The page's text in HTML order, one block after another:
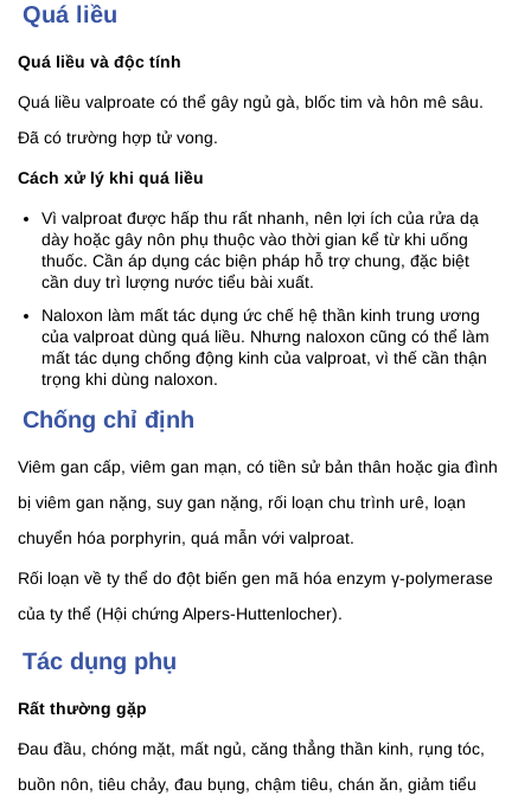
Quá liều
Quá liều và độc tính
Quá liều valproate có thể gây ngủ gà, blốc tim và hôn mê sâu.
Đã có trường hợp tử vong.
Cách xử lý khi quá liều
Vì valproat được hấp thu rất nhanh, nên lợi ích của rửa dạ
dày hoặc gây nôn phụ thuộc vào thời gian kể từ khi uống
thuốc. Cần áp dụng các biện pháp hỗ trợ chung, đặc biệt
cần duy trì lượng nước tiểu bài xuất.
Naloxon làm mất tác dụng ức chế hệ thần kinh trung ương
của valproat dùng quá liều. Nhưng naloxon cũng có thể làm
mất tác dụng chống động kinh của valproat, vì thế cần thận
trọng khi dùng naloxon.
Chống chỉ định
Viêm gan cấp, viêm gan mạn, có tiền sử bản thân hoặc gia đình
bị viêm gan nặng, suy gan nặng, rối loạn chu trình urê, loạn
chuyển hóa porphyrin, quá mẫn với valproat.
Rối loạn về ty thể do đột biến gen mã hóa enzym γ-polymerase
của ty thể (Hội chứng Alpers-Huttenlocher).
Tác dụng phụ
Rất thường gặp
Đau đầu, chóng mặt, mất ngủ, căng thẳng thần kinh, rụng tóc,
buồn nôn, tiêu chảy, đau bụng, chậm tiêu, chán ăn, giảm tiểu